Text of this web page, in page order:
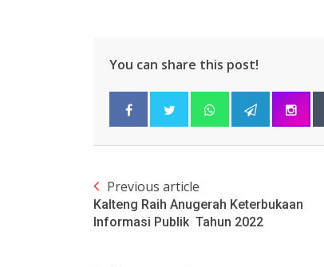
You can share this post!
Previous article
Kalteng Raih Anugerah Keterbukaan
Informasi Publik Tahun 2022